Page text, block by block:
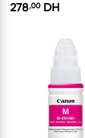
d'origine
278,00 DH